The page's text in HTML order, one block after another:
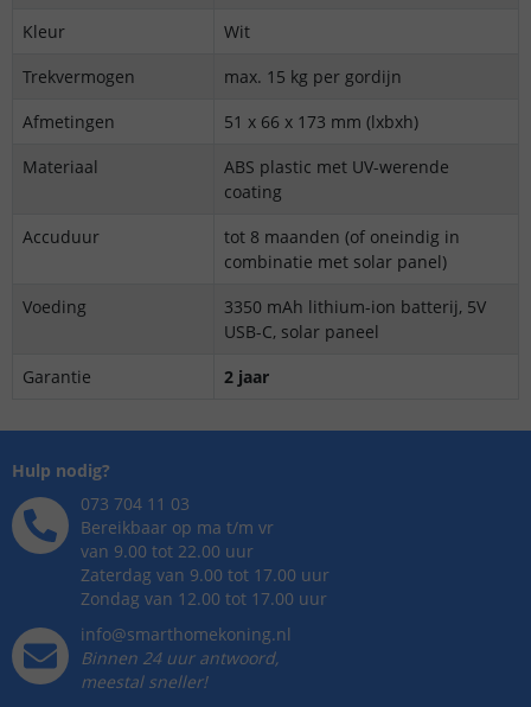
Kleur
Wit
Trekvermogen
max. 15 kg per gordijn
Afmetingen
51 x 66 x 173 mm (lxbxh)
Materiaal
ABS plastic met UV-werende
coating
Accuduur
tot 8 maanden (of oneindig in
combinatie met solar panel)
Voeding
3350 mAh lithium-ion batterij, 5V
USB-C, solar paneel
Garantie
2 jaar
Hulp nodig?
073 704 11 03
Bereikbaar op ma t/m vr
van 9.00 tot 22.00 uur
Zaterdag van 9.00 tot 17.00 uur
Zondag van 12.00 tot 17.00 uur
info@smarthomekoning.nl
Binnen 24 uur antwoord,
meestal sneller!